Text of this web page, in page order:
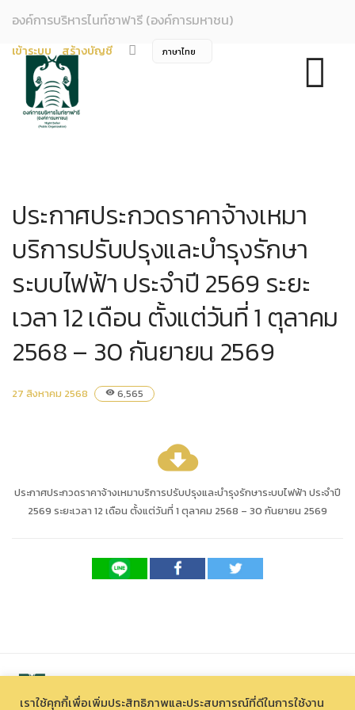
องค์การบริหารไนท์ซาฟารี (องค์การมหาชน)
เข้าระบบ สร้างบัญชี
ประกาศประกวดราคาจ้างเหมา
บริการปรับปรุงและบำรุงรักษา
ระบบไฟฟ้า ประจำปี 2569 ระยะ
เวลา 12 เดือน ตั้งแต่วันที่ 1 ตุลาคม
2568 – 30 กันยายน 2569
27 สิงหาคม 2568 visibility 6,565
cloud_download
ประกาศประกวดราคาจ้างเหมาบริการปรับปรุงและบำรุงรักษาระบบไฟฟ้า ประจำปี
2569 ระยะเวลา 12 เดือน ตั้งแต่วันที่ 1 ตุลาคม 2568 – 30 กันยายน 2569
เราใช้คุกกี้เพื่อเพิ่มประสิทธิภาพและประสบการณ์ที่ดีในการใช้งาน